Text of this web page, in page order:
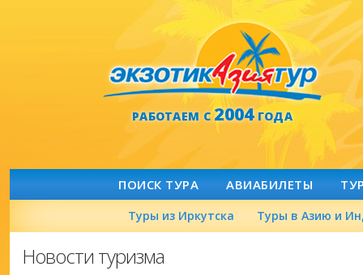
РАБОТАЕМ С2004ГОДА
ПОИСК ТУРА АВИАБИЛЕТЫ
Туры из Иркутска Туры в Азию и
Новости туризма